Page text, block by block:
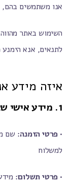
אנו משתמשים בהם,
השימוש באתר
לתנאים, אנא
איזה מידע
1. מידע אישי שאתה מספק:
• פרטי הזמנה: שם
למשלוח
• פרטי תשלום: